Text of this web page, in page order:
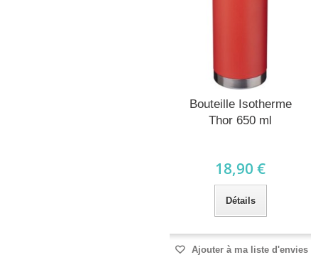
Bouteille Isotherme
Thor 650 ml
18,90 €
Détails
Ajouter à ma liste d'envies